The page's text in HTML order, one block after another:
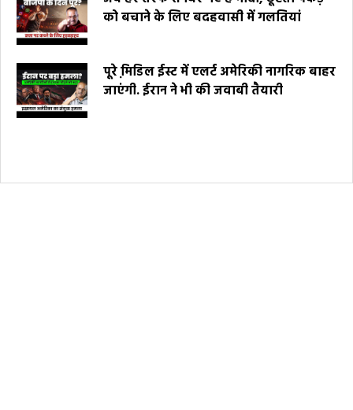
को बचाने के लिए बदहवासी में गलतियां
पूरे मि़डिल ईस्ट में एलर्ट अमेरिकी नागरिक बाहर
जाएंगी. ईरान ने भी की जवाबी तैयारी